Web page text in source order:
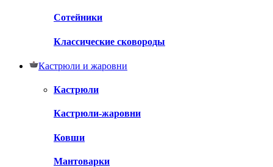
Сотейники
Классические сковороды
Кастрюли и жаровни
Кастрюли
Кастрюли-жаровни
Ковши
Мантоварки